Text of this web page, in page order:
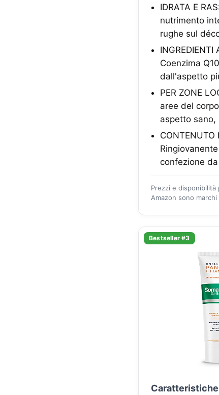
IDRATA E
nutrimento
rughe sul
Coenzima
dall'aspetto
PER ZONE
aree del
aspetto sano,
CONTENUTO
confezione
Prezzi e
Amazon sono
Bestseller #3
Caratteristiche